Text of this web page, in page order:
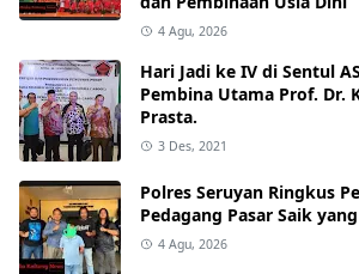
4 Agu, 2026
Hari Jadi ke IV di Sentul
Pembina Utama Prof. Dr.
Prasta.
3 Des, 2021
Polres Seruyan Ringkus
Pedagang Pasar Saik
4 Agu, 2026